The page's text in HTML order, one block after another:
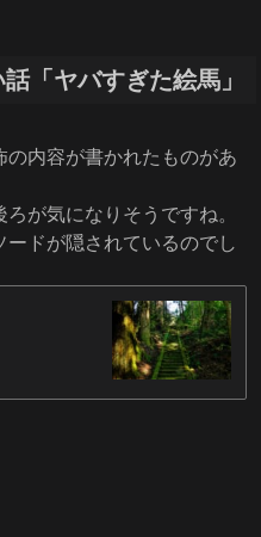
「ヤバすぎた絵馬」
内容が書かれたものがあ
が気になりそうですね。
ドが隠されているのでし